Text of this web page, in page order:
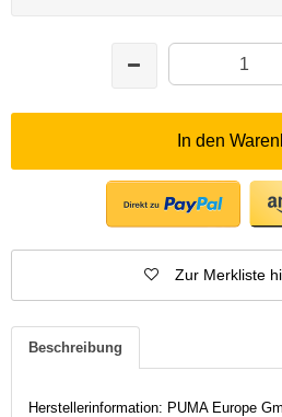
In den
Zur Merkliste
Beschreibung
Herstellerinformation: PUMA Europe